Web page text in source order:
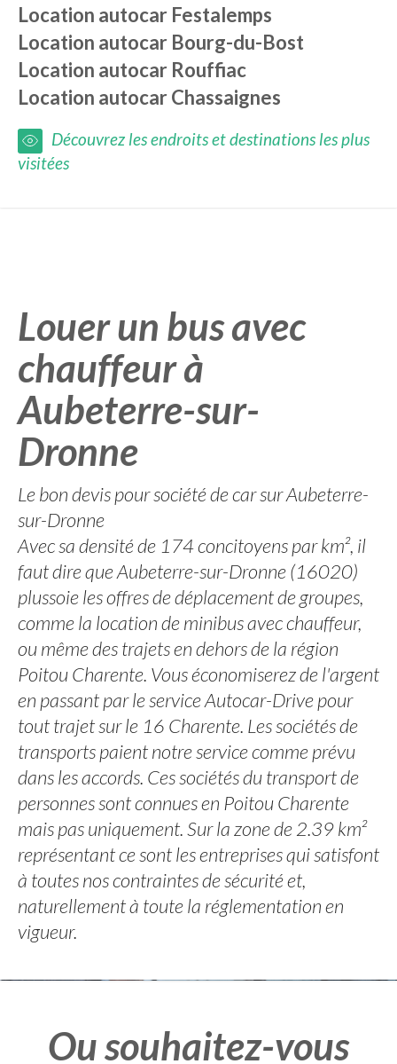
Location autocar Festalemps
Location autocar Bourg-du-Bost
Location autocar Rouffiac
Location autocarChassaignes
Découvrez les endroits et destinations les plus
visitées
Louer un bus avec
chauffeur à
Aubeterre-sur-
Dronne
Le bon devis pour société de car sur Aubeterre-
sur-Dronne
Avec sa densité de 174 concitoyens par km², il
faut dire que Aubeterre-sur-Dronne (16020)
plussoie les offres de déplacement de groupes,
comme la location de minibus avec chauffeur,
ou même des trajets en dehors de la région
Poitou Charente. Vous économiserez de l'argent
en passant par le service Autocar-Drive pour
tout trajet sur le 16 Charente. Les sociétés de
transports paient notre service comme prévu
dans les accords. Ces sociétés du transport de
personnes sont connues en Poitou Charente
mais pas uniquement. Sur la zone de 2.39 km²
représentant ce sont les entreprises qui satisfont
à toutes nos contraintes de sécurité et,
naturellement à toute la réglementation en
vigueur.
Ou souhaitez-vous